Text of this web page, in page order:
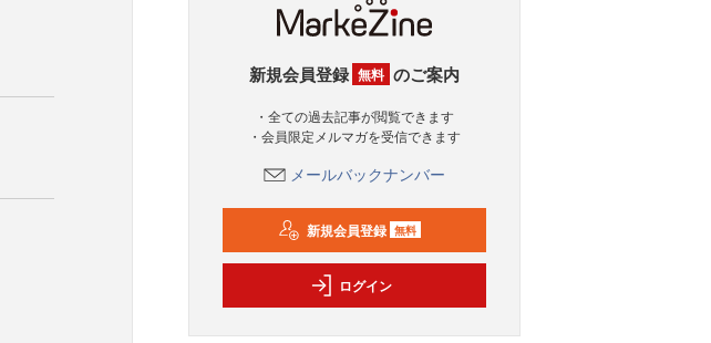
新規会員登録 無料 のご案内
・全ての過去記事が閲覧できます
・会員限定メルマガを受信できます
メールバックナンバー
新規会員登録 無料
ログイン